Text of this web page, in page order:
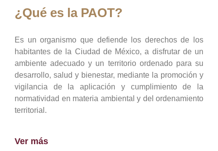
¿Qué es la PAOT?
Es un organismo que defiende los derechos de los
habitantes de la Ciudad de México, a disfrutar de un
ambiente adecuado y un territorio ordenado para su
desarrollo, salud y bienestar, mediante la promoción y
vigilancia de la aplicación y cumplimiento de la
normatividad en materia ambiental y del ordenamiento
territorial.
Ver más